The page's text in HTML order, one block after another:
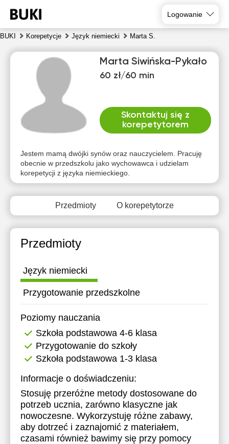
Logowanie
BUKI Korepetycje Język niemiecki Marta S.
Marta Siwińska-Pykało
60 zł/60 min
Skontaktuj się z
korepetytorem
Jestem mamą dwójki synów oraz nauczycielem. Pracuję
obecnie w przedszkolu jako wychowawca i udzielam
korepetycji z języka niemieckiego.
Przedmioty O korepetytorze
Przedmioty
Język niemiecki
Przygotowanie przedszkolne
Poziomy nauczania
Szkoła podstawowa 4-6 klasa
Przygotowanie do szkoły
Szkoła podstawowa 1-3 klasa
Informacje o doświadczeniu:
Stosuję przeróżne metody dostosowane do
potrzeb ucznia, zarówno klasyczne jak
nowoczesne. Wykorzystuję różne zabawy,
aby dotrzeć i zaznajomić z materiałem,
czasami również bawimy się przy pomocy
7
8
9
10
11
12
Brak
dostępnych
terminów
Brak
dostępnych
terminów
Brak
dostępnych
terminów
dostępnych
terminów
dostępnych
terminów
Brak
terminów